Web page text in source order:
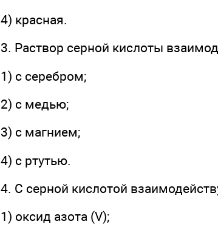
4) красная.
3. Раствор серной кислоты
1) с серебром;
2) с медью;
3) с магнием;
4) с ртутью.
4. С серной кислотой
1) оксид азота (V);